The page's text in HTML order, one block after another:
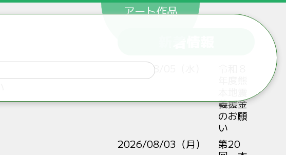
アート作品
2026/08/05（水）
義援金
のお願
い
2026/08/03（月）
第20